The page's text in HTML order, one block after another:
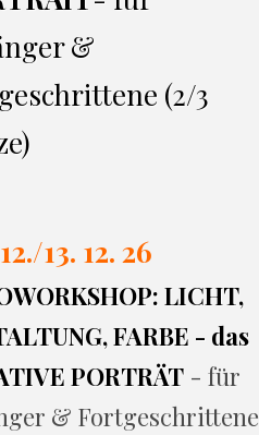
&
(2/3
13. 12. 26
LICHT,
FARBE - das
PORTRÄT - für
& Fortgeschrittene